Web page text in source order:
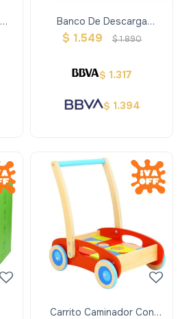
Banco De Descarga
Animales
$ 1.549 $1.890
$ 1.317
$ 1.394
Carrito Caminador Con